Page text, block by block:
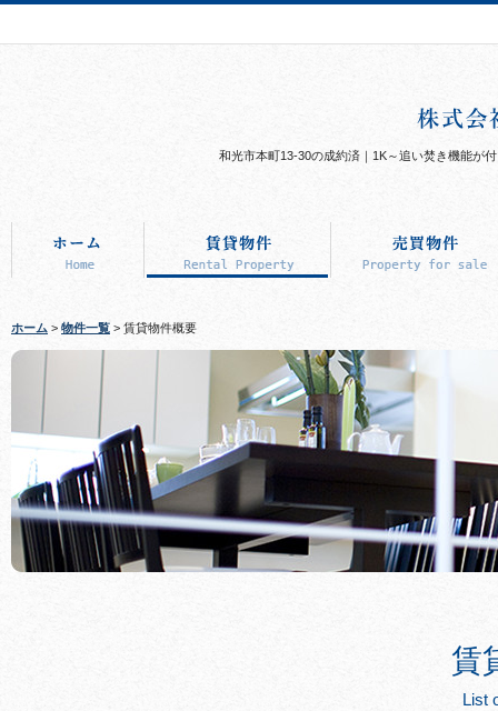
和光市本町13-30の成約済｜1K～追い焚き機能が
ホーム > 物件一覧 > 賃貸物件概要
賃
List